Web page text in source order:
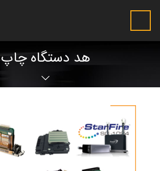
هد دستگاه چاپ